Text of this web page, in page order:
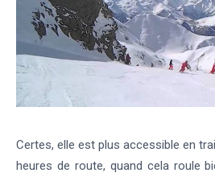
Certes, elle est plus accessible en
heures de route, quand cela roule